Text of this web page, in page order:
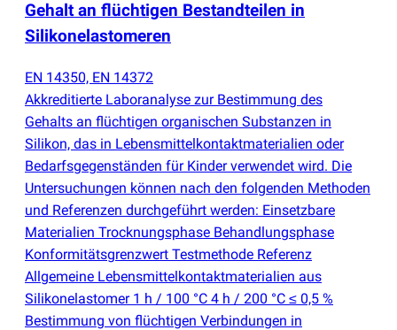
Gehalt an flüchtigen Bestandteilen in
Silikonelastomeren
EN 14350, EN 14372
Akkreditierte Laboranalyse zur Bestimmung des
Gehalts an flüchtigen organischen Substanzen in
Silikon, das in Lebensmittelkontaktmaterialien oder
Bedarfsgegenständen für Kinder verwendet wird. Die
Untersuchungen können nach den folgenden Methoden
und Referenzen durchgeführt werden: Einsetzbare
Materialien Trocknungsphase Behandlungsphase
Konformitätsgrenzwert Testmethode Referenz
Allgemeine Lebensmittelkontaktmaterialien aus
Silikonelastomer 1 h / 100 °C 4 h / 200 °C ≤ 0,5 %
Bestimmung von flüchtigen Verbindungen in